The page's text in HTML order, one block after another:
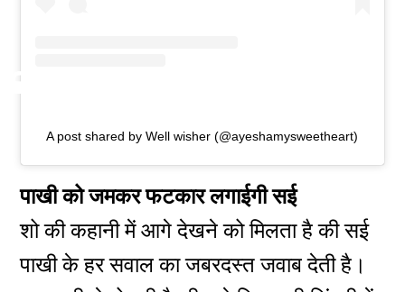
A post shared by Well wisher (@ayeshamysweetheart)
पाखी को जमकर फटकार लगाईगी सई
शो की कहानी में आगे देखने को मिलता है की सई
पाखी के हर सवाल का जबरदस्त जवाब देती है।